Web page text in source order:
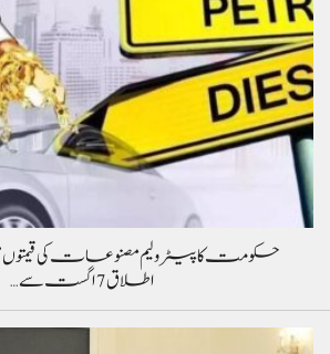
حکومت کا پیٹرولیم مصنوعات کی قیمتوں
اطلاق 7 اگست سے…